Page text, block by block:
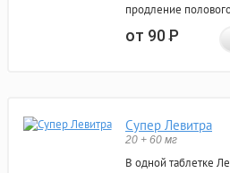
продление
от 90Р
Супер Левитра
20 + 60 мг
В одной таблетке